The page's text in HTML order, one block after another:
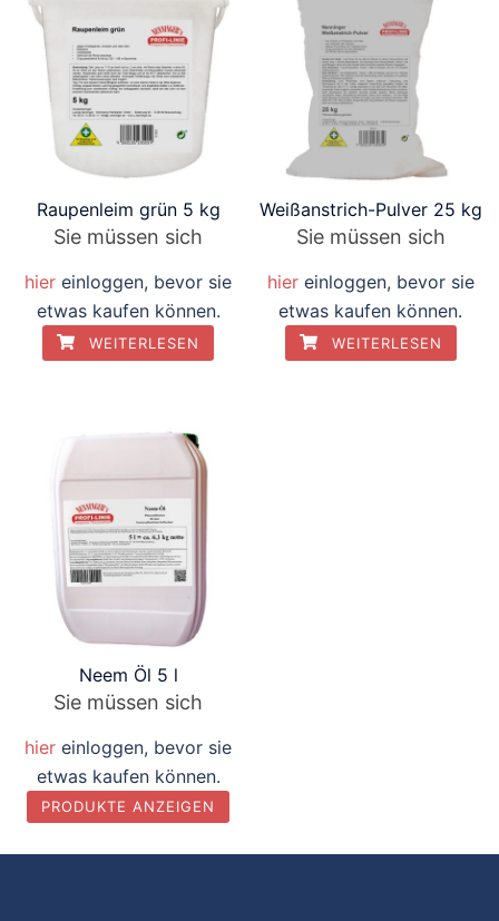
Raupenleim grün 5 kg
Sie müssen sich
hier einloggen, bevor sie
etwas kaufen können.
WEITERLESEN
Weißanstrich-Pulver 25 kg
Sie müssen sich
hiereinloggen, bevor sie
etwas kaufen können.
WEITERLESEN
Neem Öl 5 l
Sie müssen sich
hier einloggen, bevor sie
etwas kaufen können.
PRODUKTE ANZEIGEN